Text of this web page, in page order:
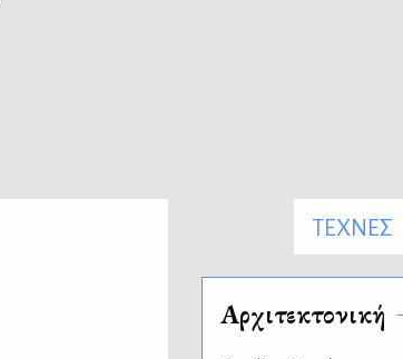
ΤΕΧΝΕΣ
Αρχιτεκτονική